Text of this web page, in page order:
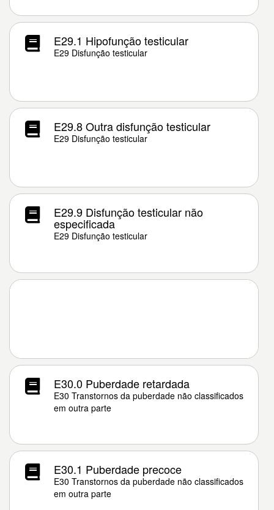
E29.1 Hipofunção testicular
E29 Disfunção testicular
E29.8 Outra disfunção testicular
E29 Disfunção testicular
E29.9 Disfunção testicular não
especificada
E29 Disfunção testicular
E30.0 Puberdade retardada
E30 Transtornos da puberdade não classificados
em outra parte
E30.1 Puberdade precoce
E30 Transtornos da puberdade não classificados
em outra parte